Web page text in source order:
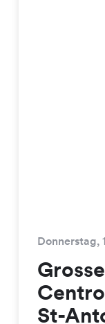
Donnerstag,
St-